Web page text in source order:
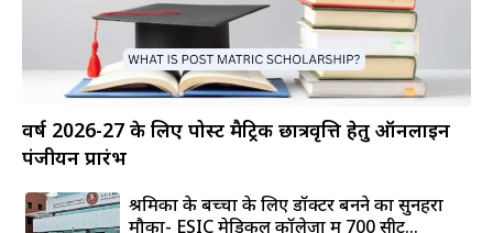
वर्ष 2026-27 के लिए पोस्ट मैट्रिक छात्रवृत्ति हेतु ऑनलाइन
पंजीयन प्रारंभ
श्रमिकों के बच्चों के लिए डॉक्टर बनने का सुनहरा
मौका- ESIC मेडिकल कॉलेजों में 700 सीटें...